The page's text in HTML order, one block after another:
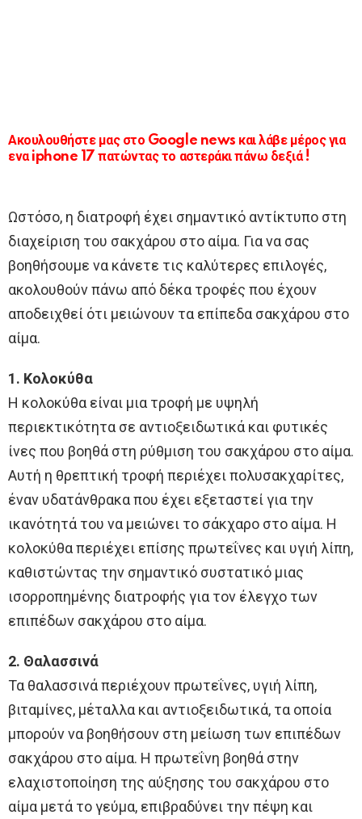
Ακουλουθήστε μας στο Google news και λάβε μέρος για
ενα iphone 17 πατώντας το αστεράκι πάνω δεξιά !
Ωστόσο, η διατροφή έχει σημαντικό αντίκτυπο στη
διαχείριση του σακχάρου στο αίμα. Για να σας
βοηθήσουμε να κάνετε τις καλύτερες επιλογές,
ακολουθούν πάνω από δέκα τροφές που έχουν
αποδειχθεί ότι μειώνουν τα επίπεδα σακχάρου στο
αίμα.
1. Κολοκύθα
Η κολοκύθα είναι μια τροφή με υψηλή
περιεκτικότητα σε αντιοξειδωτικά και φυτικές
ίνες που βοηθά στη ρύθμιση του σακχάρου στο αίμα.
Αυτή η θρεπτική τροφή περιέχει πολυσακχαρίτες,
έναν υδατάνθρακα που έχει εξεταστεί για την
ικανότητά του να μειώνει το σάκχαρο στο αίμα. Η
κολοκύθα περιέχει επίσης πρωτεΐνες και υγιή λίπη,
καθιστώντας την σημαντικό συστατικό μιας
ισορροπημένης διατροφής για τον έλεγχο των
επιπέδων σακχάρου στο αίμα.
2. Θαλασσινά
Τα θαλασσινά περιέχουν πρωτεΐνες, υγιή λίπη,
βιταμίνες, μέταλλα και αντιοξειδωτικά, τα οποία
μπορούν να βοηθήσουν στη μείωση των επιπέδων
σακχάρου στο αίμα. Η πρωτεΐνη βοηθά στην
ελαχιστοποίηση της αύξησης του σακχάρου στο
αίμα μετά το γεύμα, επιβραδύνει την πέψη και